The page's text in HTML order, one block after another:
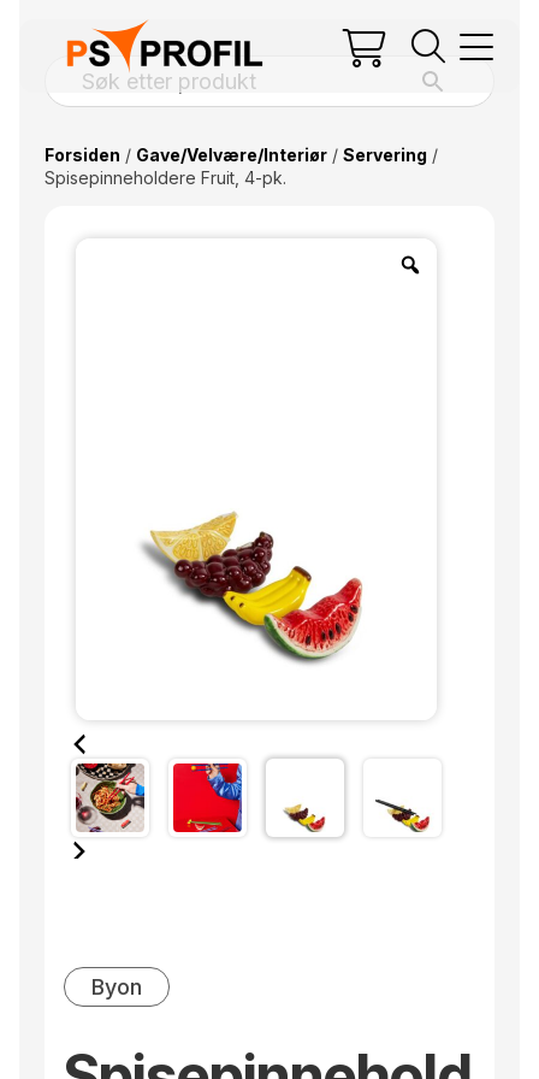
Forsiden / Gave/Velvære/Interiør/ Servering /
Spisepinneholdere Fruit, 4-pk.
Byon